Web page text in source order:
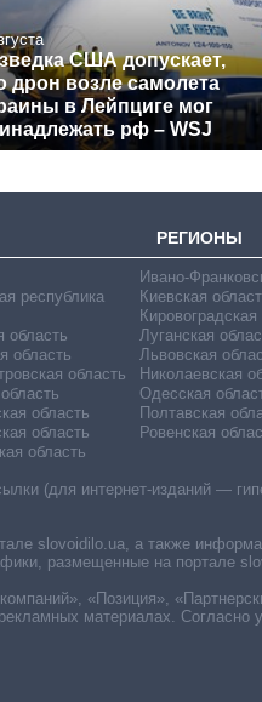
США допускает,
дрон возле самолета
в Лейпциге мог
рф – WSJ
РЕГИОНЫ
республика
область
область
область
область
область
область
Ивано-
Киевская
Кировоградская
Луганская
Львовская
Николаевская
Одесская
Полтавская
Ровенская
(для интернет-изданий —
slovoidilo.ua, а также
размещенные на портале
«Позиция»,
материалах. Согласно